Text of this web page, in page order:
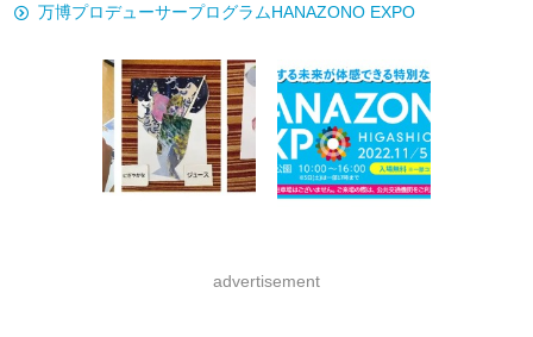
万博プロデューサープログラムHANAZONO EXPO
advertisement